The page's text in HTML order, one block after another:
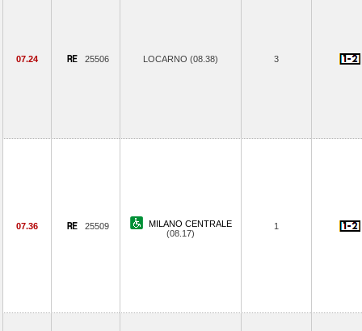
07.24 25506 LOCARNO (08.38) 3
07.36 25509
MILANO CENTRALE
(08.17)
1